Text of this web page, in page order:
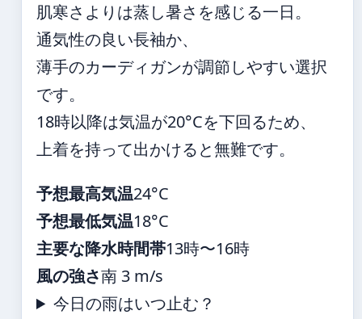
肌寒さよりは蒸し暑さを感じる一日。
通気性の良い長袖か、
薄手のカーディガンが調節しやすい選択
です。
18時以降は気温が20°Cを下回るため、
上着を持って出かけると無難です。
予想最高気温24°C
予想最低気温18°C
主要な降水時間帯13時〜16時
風の強さ南 3 m/s
今日の雨はいつ止む？